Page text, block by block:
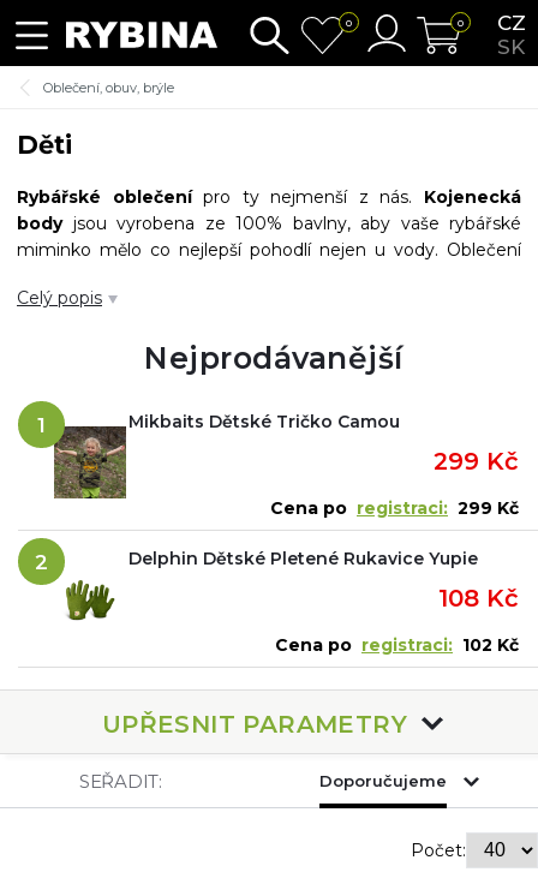
CZ
SK
0 0
Oblečení, obuv, brýle
Děti
Rybářské oblečenípro ty nejmenší z nás. Kojenecká
bodyjsou vyrobena ze 100% bavlny, aby vaše rybářské
miminko mělo co nejlepší pohodlí nejen u vody. Oblečení
vtipným a výstižným potiskem. Díky originálnímu oblečení
parťákem na rybách.
Celý popis
Nejprodávanější
1 Mikbaits Dětské Tričko Camou
299 Kč
Cena po registraci: 299 Kč
2 Delphin Dětské Pletené Rukavice Yupie
108 Kč
Cena po registraci: 102 Kč
UPŘESNIT PARAMETRY
SEŘADIT: Doporučujeme
Počet: